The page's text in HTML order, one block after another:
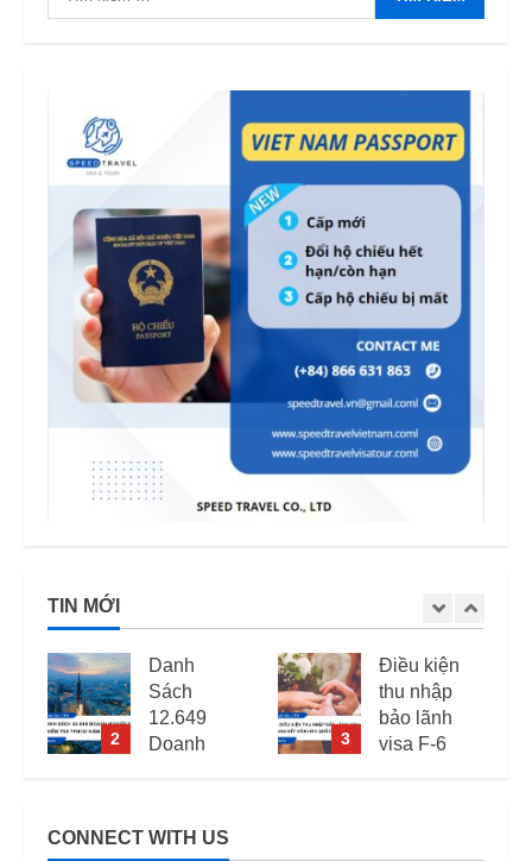
kiếm
TIN MỚI
3
Điều kiện
thu nhập
bảo lãnh
visa F-6
Quy định
4
Mức phạt
quá hạn
visa Việt
Nam: Cập
CONNECT WITH US